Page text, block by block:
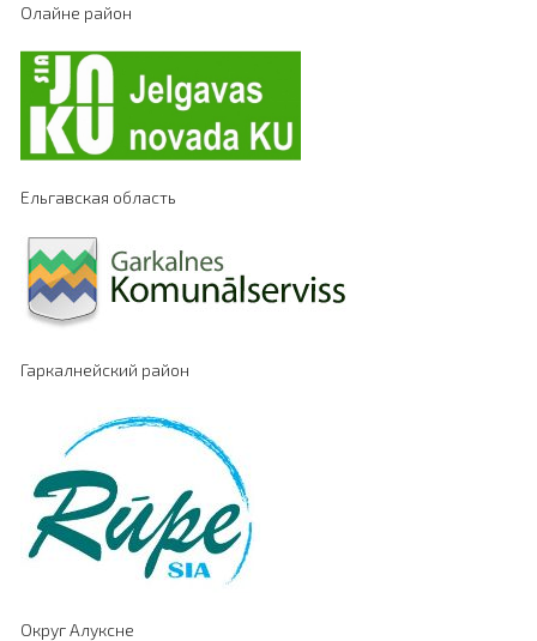
Олайне район
Ельгавская область
Гаркалнейский район
Округ Алуксне